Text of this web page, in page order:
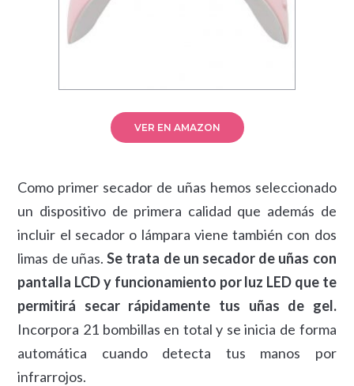
VER EN AMAZON
Como primer secador de uñas hemos seleccionado
un dispositivo de primera calidad que además de
incluir el secador o lámpara viene también con dos
limas de uñas.Se trata de un secador de uñas con
pantalla LCD y funcionamiento por luz LED que te
permitirá secar rápidamente tus uñas de gel.
Incorpora 21 bombillas en total y se inicia de forma
automática cuando detecta tus manos por
infrarrojos.